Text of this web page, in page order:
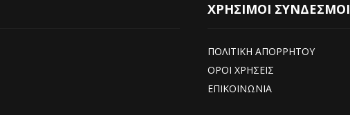
ΧΡΗΣΙΜΟΙ ΣΥΝΔΕΣΜΟΙ
ΠΟΛΙΤΙΚΗ ΑΠΟΡΡΗΤΟΥ
ΟΡΟΙ ΧΡΗΣΕΙΣ
ΕΠΙΚΟΙΝΩΝΙΑ